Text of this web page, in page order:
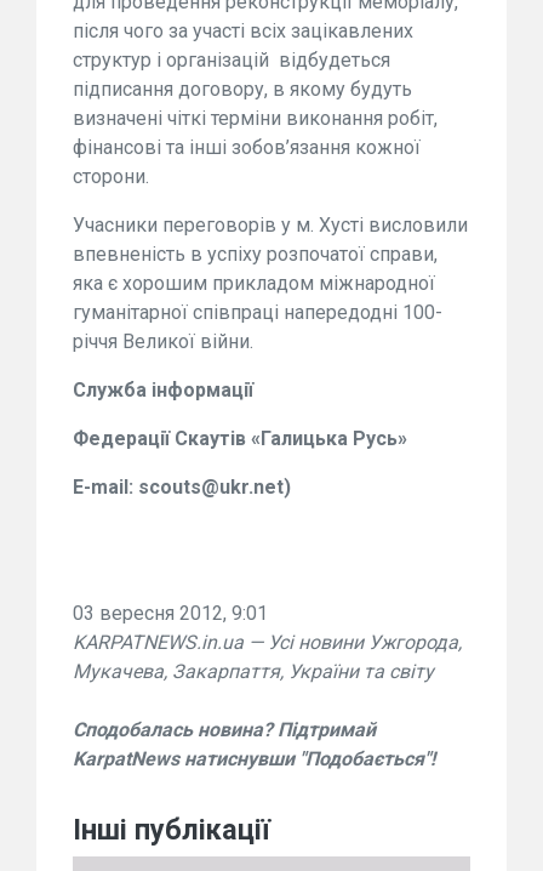
після чого за участі всіх зацікавлених
структур і організацій відбудеться
підписання договору, в якому будуть
визначені чіткі терміни виконання робіт,
фінансові та інші зобов’язання кожної
сторони.
Учасники переговорів у м. Хусті висловили
впевненість в успіху розпочатої справи,
яка є хорошим прикладом міжнародної
гуманітарної співпраці напередодні 100-
річчя Великої війни.
Служба інформації
ФедераціїСкаутів «Галицька Русь»
E-mail: scouts@ukr.net)
03 вересня 2012, 9:01
KARPATNEWS.in.ua — Усі новини Ужгорода,
Мукачева, Закарпаття, України та світу
Сподобалась новина? Підтримай
KarpatNews натиснувши "Подобається"!
Інші публікації